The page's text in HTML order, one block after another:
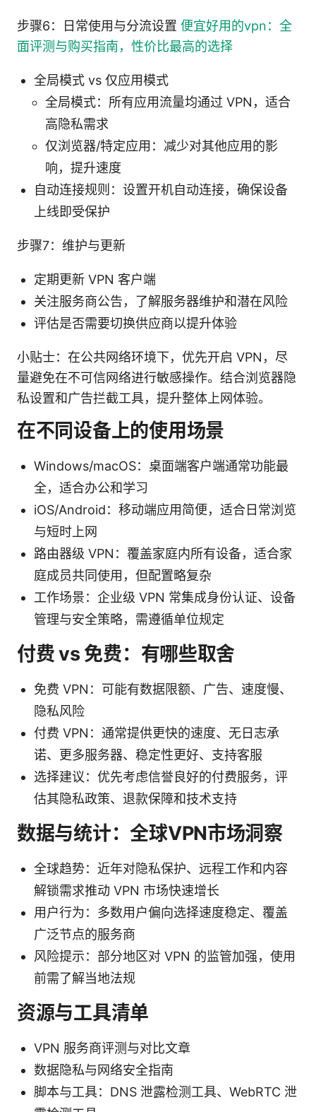
步骤6：日常使用与分流设置 便宜好用的vpn：全
面评测与购买指南，性价比最高的选择
全局模式 vs 仅应用模式
全局模式：所有应用流量均通过 VPN，适合
高隐私需求
仅浏览器/特定应用：减少对其他应用的影
响，提升速度
自动连接规则：设置开机自动连接，确保设备
上线即受保护
步骤7：维护与更新
定期更新 VPN 客户端
关注服务商公告，了解服务器维护和潜在风险
评估是否需要切换供应商以提升体验
小贴士：在公共网络环境下，优先开启 VPN，尽
量避免在不可信网络进行敏感操作。结合浏览器隐
私设置和广告拦截工具，提升整体上网体验。
在不同设备上的使用场景
Windows/macOS：桌面端客户端通常功能最
全，适合办公和学习
iOS/Android：移动端应用简便，适合日常浏览
与短时上网
路由器级 VPN：覆盖家庭内所有设备，适合家
庭成员共同使用，但配置略复杂
工作场景：企业级 VPN 常集成身份认证、设备
管理与安全策略，需遵循单位规定
付费 vs 免费：有哪些取舍
免费 VPN：可能有数据限额、广告、速度慢、
隐私风险
付费 VPN：通常提供更快的速度、无日志承
诺、更多服务器、稳定性更好、支持客服
选择建议：优先考虑信誉良好的付费服务，评
估其隐私政策、退款保障和技术支持
数据与统计：全球VPN市场洞察
全球趋势：近年对隐私保护、远程工作和内容
解锁需求推动 VPN 市场快速增长
用户行为：多数用户偏向选择速度稳定、覆盖
广泛节点的服务商
风险提示：部分地区对 VPN 的监管加强，使用
前需了解当地法规
资源与工具清单
VPN 服务商评测与对比文章
数据隐私与网络安全指南
脚本与工具：DNS 泄露检测工具、WebRTC 泄